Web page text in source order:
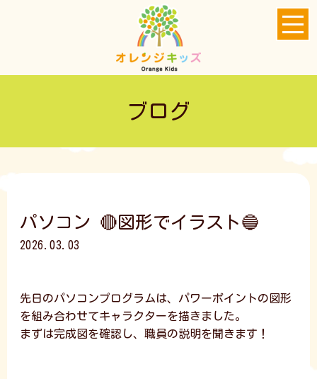
ブログ
パソコン 🔴図形でイラスト🔵
2026.03.03
先日のパソコンプログラムは、パワーポイントの図形
を組み合わせてキャラクターを描きました。
まずは完成図を確認し、職員の説明を聞きます！